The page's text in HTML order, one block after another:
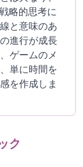
略的思考に
と意味のあ
進行が成長
ゲームのメ
単に時間を
を作成しま
ク